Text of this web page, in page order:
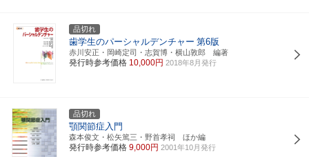
品切れ
歯学生のパーシャルデンチャー 第6版
赤川安正・岡崎定司・志賀博・横山敦郎 編著
発行時参考価格 10,000円 2018年8月発行
品切れ
顎関節症入門
森本俊文・松矢篤三・野首孝祠 ほか編
発行時参考価格 9,000円 2001年10月発行